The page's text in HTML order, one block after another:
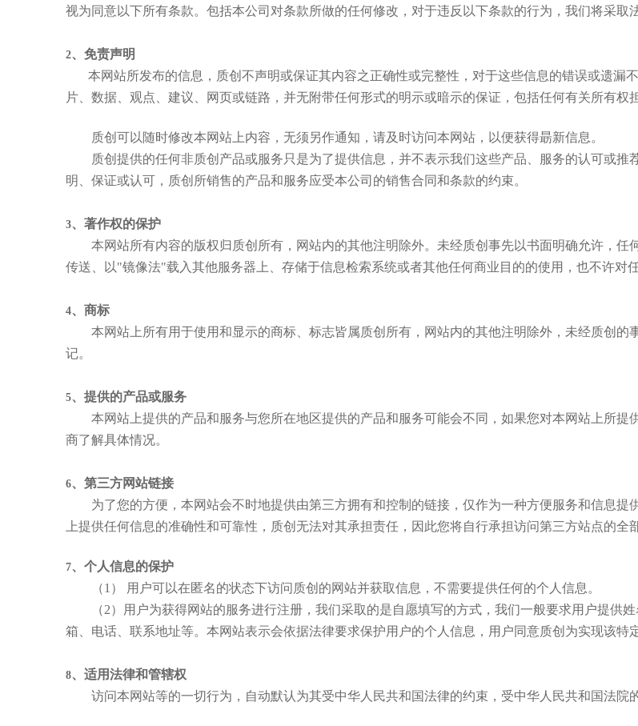
视为同意以下所有条款。包括本公司对条款所做的任何修改，对于违反以下条款的行为，我们将采取
2、免责声明
本网站所发布的信息， 质创不声明或保证其内容之正确性或完整性，对于这些信息的错误或遗漏不
片、数据、观点、建议、网页或链路，并无附带任何形式的明示或暗示的保证，包括任何有关所有权
质创 可以随时修改本网站上内容，无须另作通知，请及时访问本网站，以便获得朂新信息。
质创 提供的任何非质创 产品或服务只是为了提供信息，并不表示我们这些产品、服务的认可或
明、保证或认可， 质创 所销售的产品和服务应受本公司的销售合同和条款的约束。
3、著作权的保护
本网站所有内容的版权归 质创 所有，网站内的其他注明除外。未经质创 事先以书面明确允许，任
传送、以"镜像法"载入其他服务器上、存储于信息检索系统或者其他任何商业目的的使用，也不许对
4、商标
本网站上所有用于使用和显示的商标、标志皆属质创 所有，网站内的其他注明除外，未经质创 的
记。
5、提供的产品或服务
本网站上提供的产品和服务与您所在地区提供的产品和服务可能会不同，如果您对本网站上所提
商了解具体情况。
6、第三方网站链接
为了您的方便，本网站会不时地提供由第三方拥有和控制的链接，仅作为一种方便服务和信息提
上提供任何信息的准确性和可靠性， 质创 无法对其承担责任，因此您将自行承担访问第三方站点的全
7、个人信息的保护
（1 ） 用户可以在匿名的状态下访问 质创 的网站并获取信息，不需要提供任何的个人信息。
（2）用户为获得网站的服务进行注册，我们采取的是自愿填写的方式，我们一般要求用户提供
箱、电话、联系地址等。本网站表示会依据法律要求保护用户的个人信息，用户同意质创 为实现该特
8、适用法律和管辖权
访问本网站等的一切行为，自动默认为其受中华人民共和国法律的约束，受中华人民共和国法院的